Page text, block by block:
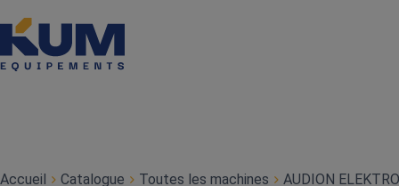
Accueil Catalogue Toutes les machines AUDION